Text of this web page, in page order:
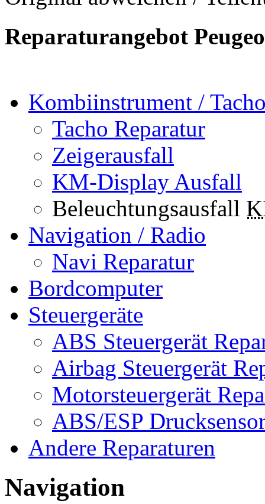
Reparaturangebot
Kombiinstrument /
Tacho Reparatur
Zeigerausfall
KM-Display Ausfall
Beleuchtungsausfall
Navigation / Radio
Navi Reparatur
Bordcomputer
Steuergeräte
ABS Steuergerät
Airbag Steuergerät
Motorsteuergerät
ABS/ESP
Andere Reparaturen
Navigation